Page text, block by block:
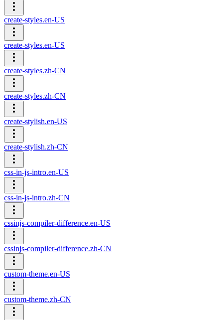
create-styles.en-US
create-styles.en-US
create-styles.zh-CN
create-styles.zh-CN
create-stylish.en-US
create-stylish.zh-CN
css-in-js-intro.en-US
css-in-js-intro.zh-CN
cssinjs-compiler-difference.en-US
cssinjs-compiler-difference.zh-CN
custom-theme.en-US
custom-theme.zh-CN